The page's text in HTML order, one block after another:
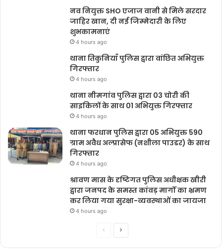
नव नियुक्त SHO एजाज वानी से मिले सरदार
जाहिर खान, दी नई जिम्मेदारी के लिए
शुभकामनाएं
4 hours ago
थाना तिकुनियाँ पुलिस द्वारा वांछित अभियुक्त
गिरफ्तार
4 hours ago
थाना नीमगांव पुलिस द्वारा 03 चोरी की
साइकिलों के साथ 01 अभियुक्त गिरफ्तार
4 hours ago
थाना फरधान पुलिस द्वारा 05 अभियुक्त 590
ग्राम अवैध अल्प्रासेफ (नशीला पाउडर) के साथ
गिरफ्तार
4 hours ago
श्रावण मास के दृष्टिगत पुलिस अधीक्षक खीरी
द्वारा जनपद के समस्त कांवड़ मार्गों का भ्रमण
कर लिया गया सुरक्षा-व्यवस्थाओं का जायजा
4 hours ago
PreviousNext